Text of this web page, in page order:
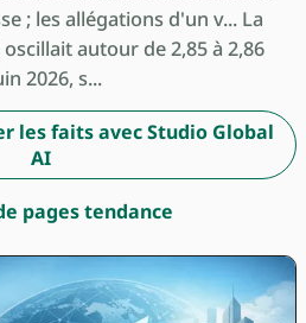
; les allégations d'un v... La
autour de 2,85 à 2,86
2026, s...
les faits avec Studio Global
AI
pages tendance